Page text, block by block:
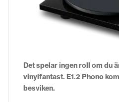
Det spelar ingen roll om du
vinylfantast. E1.2 Phono
besviken.